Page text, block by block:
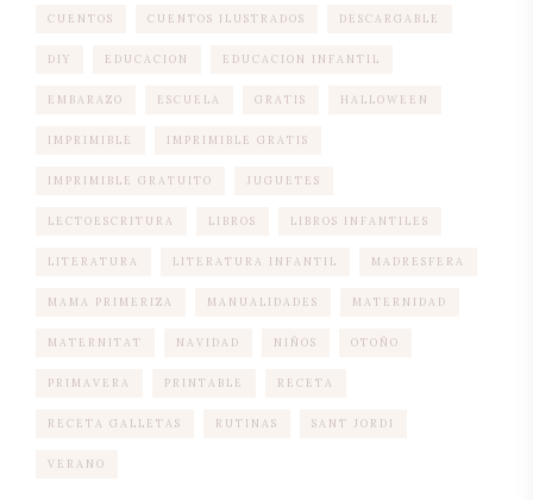
CUENTOS CUENTOS ILUSTRADOS DESCARGABLE
DIY EDUCACION EDUCACION INFANTIL
EMBARAZO ESCUELA GRATIS HALLOWEEN
IMPRIMIBLE IMPRIMIBLE GRATIS
IMPRIMIBLE GRATUITO JUGUETES
LECTOESCRITURA LIBROS LIBROS INFANTILES
LITERATURA LITERATURA INFANTIL MADRESFERA
MAMA PRIMERIZA MANUALIDADES MATERNIDAD
MATERNITAT NAVIDAD NIÑOS OTOÑO
PRIMAVERA PRINTABLE RECETA
RECETA GALLETAS RUTINAS SANT JORDI
VERANO